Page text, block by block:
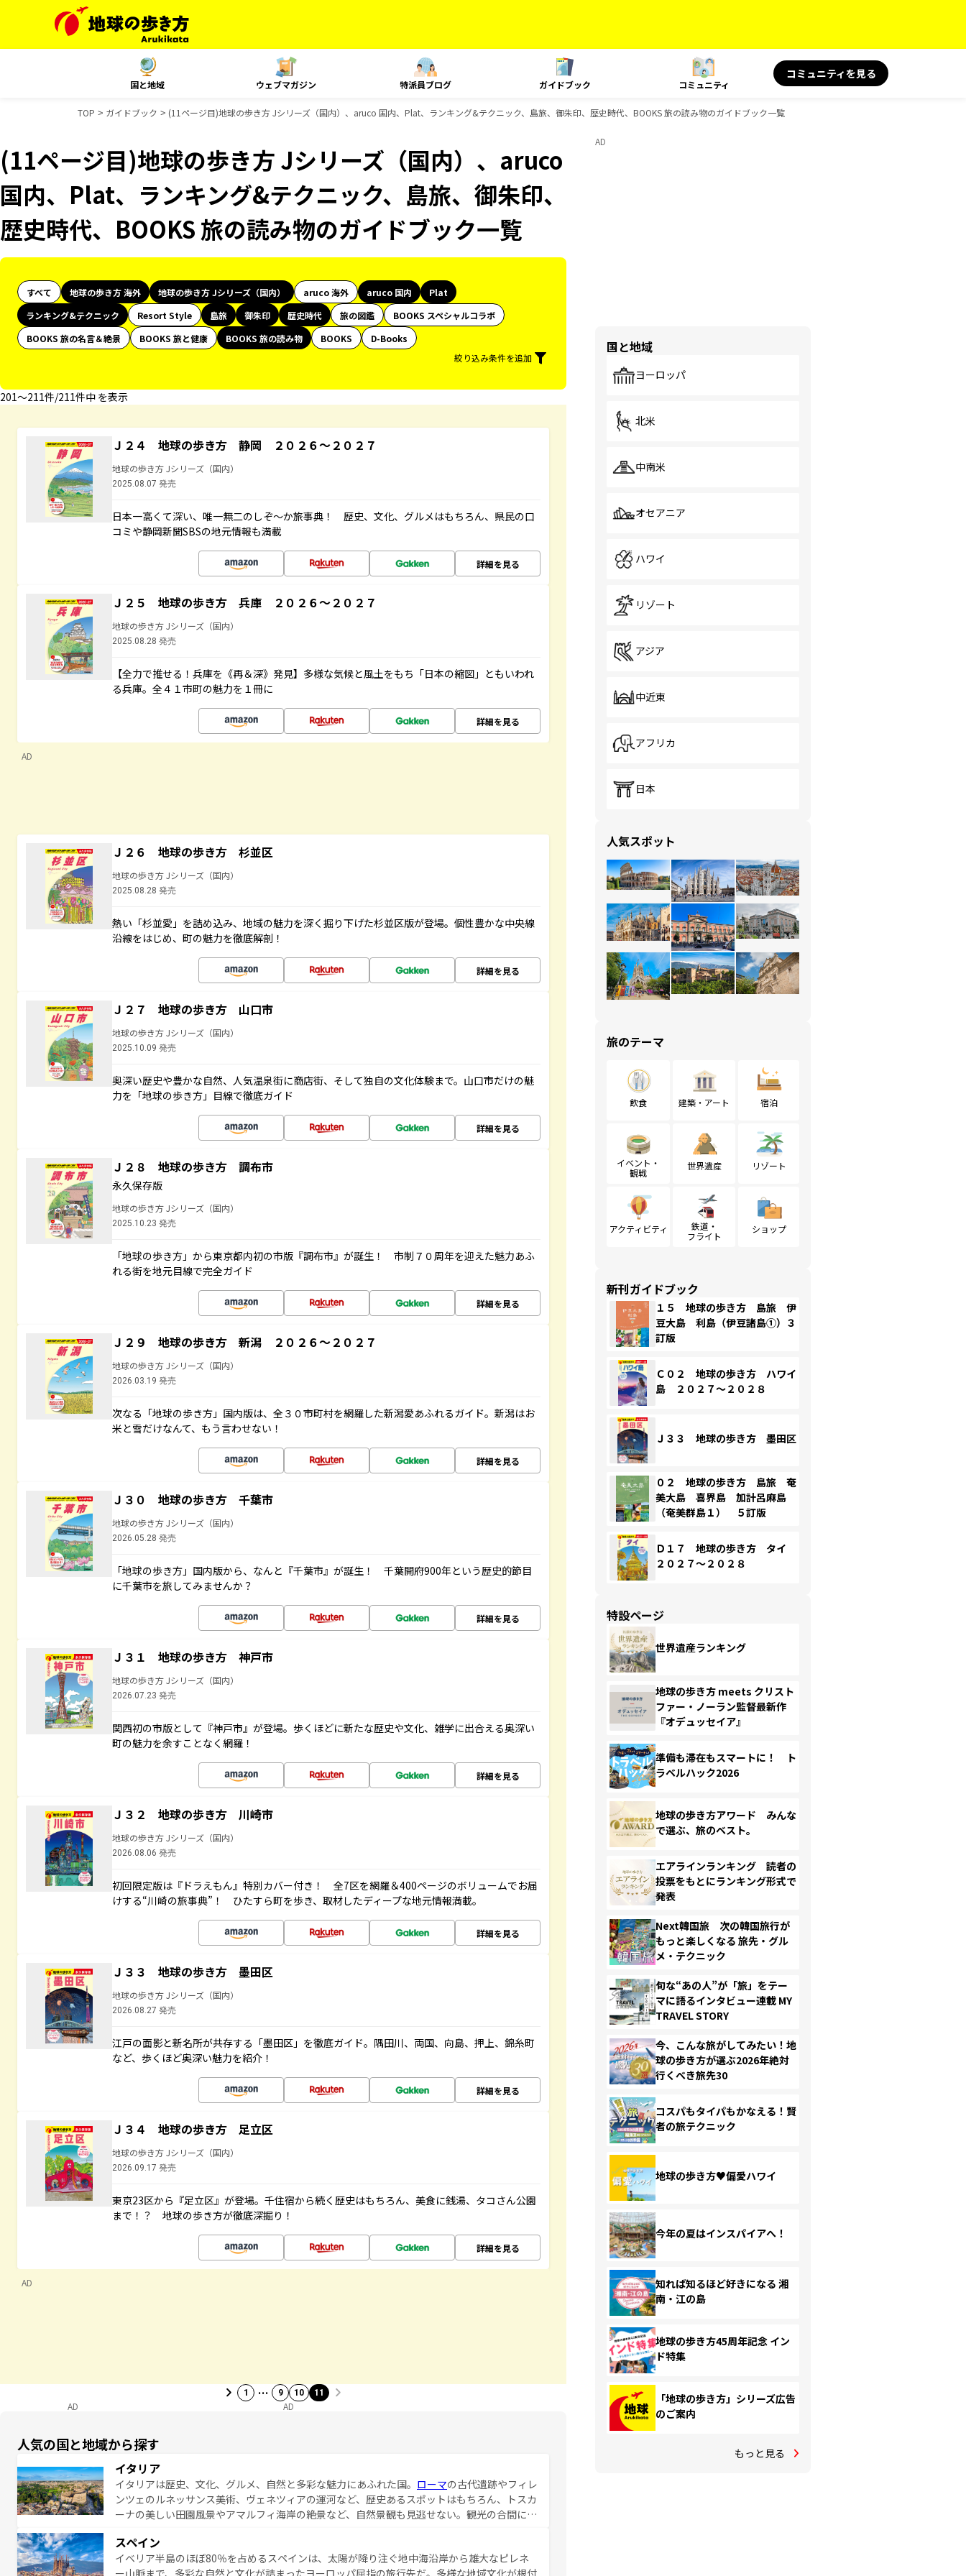
国と地域 ウェブマガジン 特派員ブログ ガイドブック コミュニティ
コミュニティを見る
TOP ガイドブック (11ページ目)地球の歩き方 Jシリーズ（国内）、aruco 国内、Plat、ランキング&テクニック、島旅、御朱印、歴史時代、BOOKS 旅の読み物のガイドブック一覧
(11ページ目)地球の歩き方 Jシリーズ（国内）、aruco
国内、Plat、ランキング&テクニック、島旅、御朱印、
歴史時代、BOOKS 旅の読み物のガイドブック一覧
すべて 地球の歩き方 海外 地球の歩き方 Jシリーズ（国内） aruco 海外 aruco 国内
Plat
ランキング&テクニック
Resort Style 島旅 御朱印 歴史時代 旅の図鑑
BOOKS スペシャルコラボ
BOOKS 旅の名言＆絶景
BOOKS 旅と健康 BOOKS 旅の読み物 BOOKS
D-Books
絞り込み条件を追加
201〜211件/211件中 を表示
Ｊ２４ 地球の歩き方 静岡 ２０２６～２０２７
地球の歩き方 Jシリーズ（国内）
2025.08.07 発売
日本一高くて深い、唯一無二のしぞ～か旅事典！ 歴史、文化、グルメはもちろん、県民の口
コミや静岡新聞SBSの地元情報も満載
詳細を見る
Ｊ２５ 地球の歩き方 兵庫 ２０２６～２０２７
地球の歩き方 Jシリーズ（国内）
2025.08.28 発売
【全力で推せる！兵庫を《再＆深》発見】多様な気候と風土をもち「日本の縮図」ともいわれ
る兵庫。全４１市町の魅力を１冊に
詳細を見る
AD
Ｊ２６ 地球の歩き方 杉並区
地球の歩き方 Jシリーズ（国内）
2025.08.28 発売
熱い「杉並愛」を詰め込み、地域の魅力を深く掘り下げた杉並区版が登場。個性豊かな中央線
沿線をはじめ、町の魅力を徹底解剖！
詳細を見る
Ｊ２７ 地球の歩き方 山口市
地球の歩き方 Jシリーズ（国内）
2025.10.09 発売
奥深い歴史や豊かな自然、人気温泉街に商店街、そして独自の文化体験まで。山口市だけの魅
力を「地球の歩き方」目線で徹底ガイド
詳細を見る
Ｊ２８ 地球の歩き方 調布市
永久保存版
地球の歩き方 Jシリーズ（国内）
2025.10.23 発売
「地球の歩き方」から東京都内初の市版『調布市』が誕生！ 市制７０周年を迎えた魅力あふ
れる街を地元目線で完全ガイド
詳細を見る
Ｊ２９ 地球の歩き方 新潟 ２０２６～２０２７
地球の歩き方 Jシリーズ（国内）
2026.03.19 発売
次なる「地球の歩き方」国内版は、全３０市町村を網羅した新潟愛あふれるガイド。新潟はお
米と雪だけなんて、もう言わせない！
詳細を見る
Ｊ３０ 地球の歩き方 千葉市
地球の歩き方 Jシリーズ（国内）
2026.05.28 発売
「地球の歩き方」国内版から、なんと『千葉市』が誕生！ 千葉開府900年という歴史的節目
に千葉市を旅してみませんか？
詳細を見る
Ｊ３１ 地球の歩き方 神戸市
地球の歩き方 Jシリーズ（国内）
2026.07.23 発売
関西初の市版として『神戸市』が登場。歩くほどに新たな歴史や文化、雑学に出合える奥深い
町の魅力を余すことなく網羅！
詳細を見る
Ｊ３２ 地球の歩き方 川崎市
地球の歩き方 Jシリーズ（国内）
2026.08.06 発売
初回限定版は『ドラえもん』特別カバー付き！ 全7区を網羅＆400ページのボリュームでお届
けする“川崎の旅事典”！ ひたすら町を歩き、取材したディープな地元情報満載。
詳細を見る
Ｊ３３ 地球の歩き方 墨田区
地球の歩き方 Jシリーズ（国内）
2026.08.27 発売
江戸の面影と新名所が共存する「墨田区」を徹底ガイド。隅田川、両国、向島、押上、錦糸町
など、歩くほど奥深い魅力を紹介！
詳細を見る
Ｊ３４ 地球の歩き方 足立区
地球の歩き方 Jシリーズ（国内）
2026.09.17 発売
東京23区から『足立区』が登場。千住宿から続く歴史はもちろん、美食に銭湯、タコさん公園
まで！？ 地球の歩き方が徹底深掘り！
詳細を見る
AD
1 … 9 10 11
AD AD
人気の国と地域から探す
イタリア
イタリアは歴史、文化、グルメ、自然と多彩な魅力にあふれた国。 ローマの古代遺跡やフィレ
ンツェのルネッサンス美術、ヴェネツィアの運河など、歴史あるスポットはもちろん、トスカ
ーナの美しい田園風景やアマルフィ海岸の絶景など、自然景観も見逃せない。観光の合間に
夜眠るまで、すべての瞬間を楽しませてくれるイタリアで、忘れられない旅をしてみよう！
なお、新着のイタリア情報はコンテンツ一覧を参照してほしい。
スペイン
イベリア半島のほぼ80％を占めるスペインは、太陽が降り注ぐ地中海沿岸から雄大なピレネ
ー山脈まで、多彩な自然と文化が詰まったヨーロッパ屈指の旅行先だ。多様な地域文化が根付
AD
国と地域
ヨーロッパ
北米
中南米
オセアニア
ハワイ
リゾート
アジア
中近東
アフリカ
日本
人気スポット
旅のテーマ
飲食 建築・アート 宿泊
イベント・
観戦
世界遺産 リゾート
アクティビティ
鉄道・
フライト
ショップ
新刊ガイドブック
１５ 地球の歩き方 島旅 伊
豆大島 利島（伊豆諸島①）３
訂版
Ｃ０２ 地球の歩き方 ハワイ
島 ２０２７～２０２８
Ｊ３３ 地球の歩き方 墨田区
０２ 地球の歩き方 島旅 奄
美大島 喜界島 加計呂麻島
（奄美群島１） ５訂版
Ｄ１７ 地球の歩き方 タイ
２０２７～２０２８
特設ページ
世界遺産ランキング
地球の歩き方 meets クリスト
ファー・ノーラン監督最新作
『オデュッセイア』
準備も滞在もスマートに！ ト
ラベルハック2026
地球の歩き方アワード みんな
で選ぶ、旅のベスト。
エアラインランキング 読者の
投票をもとにランキング形式で
発表
Next韓国旅 次の韓国旅行が
もっと楽しくなる 旅先・グル
メ・テクニック
旬な“あの人”が「旅」をテー
マに語るインタビュー連載 MY
TRAVEL STORY
今、こんな旅がしてみたい！地
球の歩き方が選ぶ2026年絶対
行くべき旅先30
コスパもタイパもかなえる！賢
者の旅テクニック
地球の歩き方♥偏愛ハワイ
今年の夏はインスパイアへ！
知れば知るほど好きになる 湘
南・江の島
地球の歩き方45周年記念 イン
ド特集
「地球の歩き方」シリーズ広告
のご案内
もっと見る